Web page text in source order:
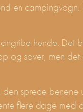
en campingvogn.
hende. Det
og sover, men
sprede benene
flere dage med